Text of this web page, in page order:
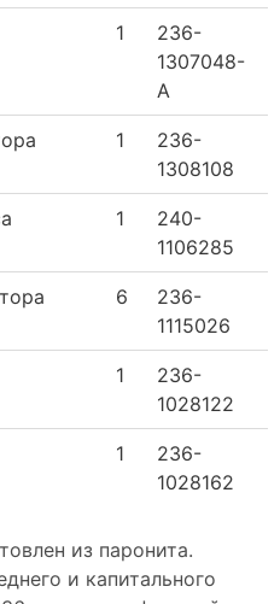
1
236-
1307048-
А
1
236-
1308108
1
240-
1106285
6
236-
1115026
1
236-
1028122
1
236-
1028162
из паронита.
и капитального